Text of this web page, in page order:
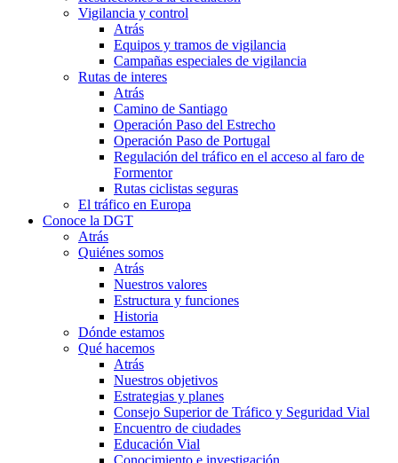
Vigilancia y control
Atrás
Equipos y tramos de vigilancia
Campañas especiales de vigilancia
Rutas de interes
Atrás
Camino de Santiago
Operación Paso del Estrecho
Operación Paso de Portugal
Regulación del tráfico en el acceso al faro de
Formentor
Rutas ciclistas seguras
El tráfico en Europa
Conoce la DGT
Atrás
Quiénes somos
Atrás
Nuestros valores
Estructura y funciones
Historia
Dónde estamos
Qué hacemos
Atrás
Nuestros objetivos
Estrategias y planes
Consejo Superior de Tráfico y Seguridad Vial
Encuentro de ciudades
Educación Vial